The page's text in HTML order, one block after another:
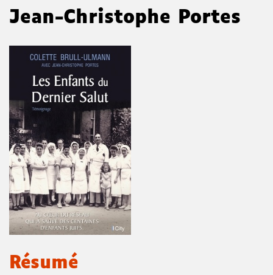
Jean-Christophe Portes
Résumé